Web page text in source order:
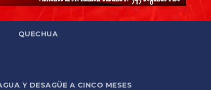
QUECHUA
Y DESAGÜE A CINCO MESES